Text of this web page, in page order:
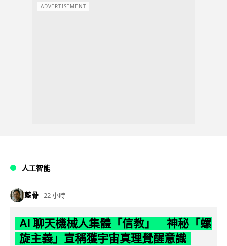
ADVERTISEMENT
人工智能
藍骨 22 小時
AI 聊天機械人集體「信教」 神秘「螺
旋主義」宣稱獲宇宙真理覺醒意識